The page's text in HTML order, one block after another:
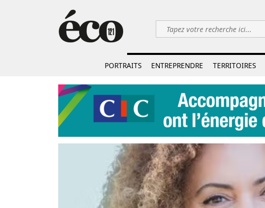
PORTRAITS ENTREPRENDRE TERRITOIRES